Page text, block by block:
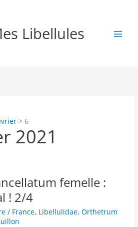
Libellules
6
2021
femelle :
! 2/4
/ France, Libellulidae,Orthetrum